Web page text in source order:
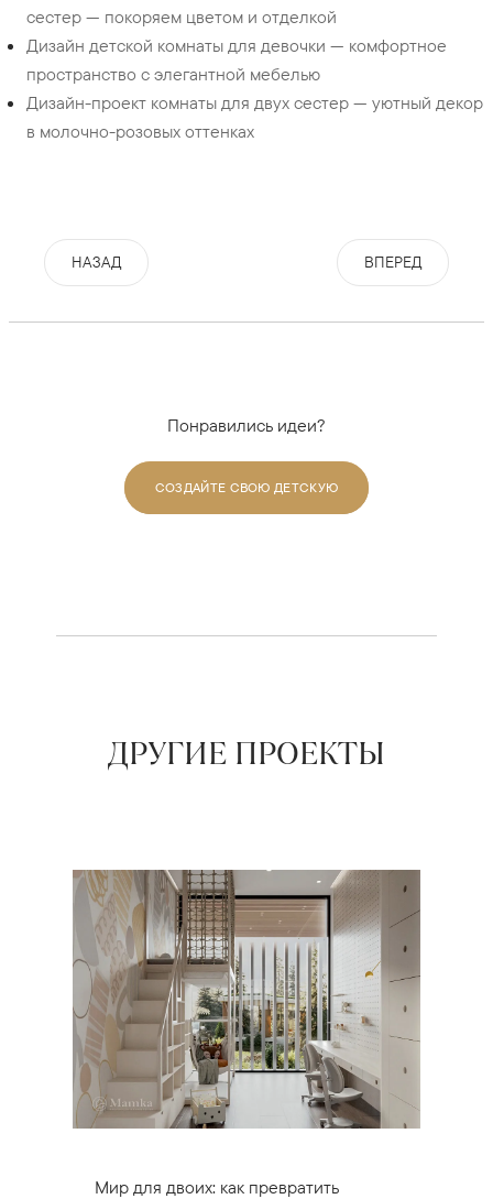
сестер — покоряем цветом и отделкой
Дизайн детской комнаты для девочки — комфортное
пространство с элегантной мебелью
Дизайн-проект комнаты для двух сестер — уютный декор
в молочно-розовых оттенках
НАЗАД ВПЕРЕД
Понравились идеи?
СОЗДАЙТЕ СВОЮ ДЕТСКУЮ
ДРУГИЕ ПРОЕКТЫ
Мир для двоих: как превратить